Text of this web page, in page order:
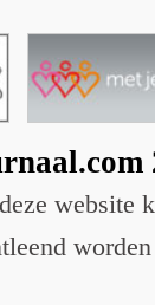
website
worden